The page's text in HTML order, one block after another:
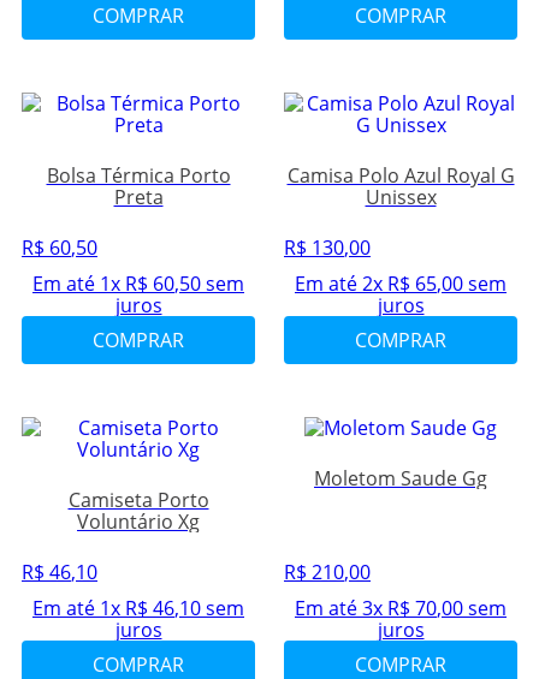
COMPRAR
COMPRAR
Bolsa Térmica Porto
Preta
R$ 60,50
Em até 1x R$ 60,50sem
juros
COMPRAR
Camisa Polo Azul Royal G
Unissex
R$ 130,00
Em até2x R$ 65,00sem
juros
COMPRAR
Camiseta Porto
Voluntário Xg
R$ 46,10
Em até 1x R$ 46,10sem
juros
COMPRAR
Moletom Saude Gg
R$ 210,00
Em até3x R$ 70,00sem
juros
COMPRAR